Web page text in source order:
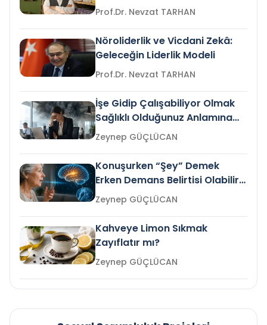
Prof.Dr. Nevzat TARHAN
Nöroliderlik ve Vicdani Zekâ:
Geleceğin Liderlik Modeli
Prof.Dr. Nevzat TARHAN
İşe Gidip Çalışabiliyor Olmak
Sağlıklı Olduğunuz Anlamına
Gelir mi?Zeynep GÜÇLÜCAN
Konuşurken “Şey” Demek
Erken Demans Belirtisi Olabilir
mi?
Zeynep GÜÇLÜCAN
Kahveye Limon Sıkmak
Zayıflatır mı?
Zeynep GÜÇLÜCAN